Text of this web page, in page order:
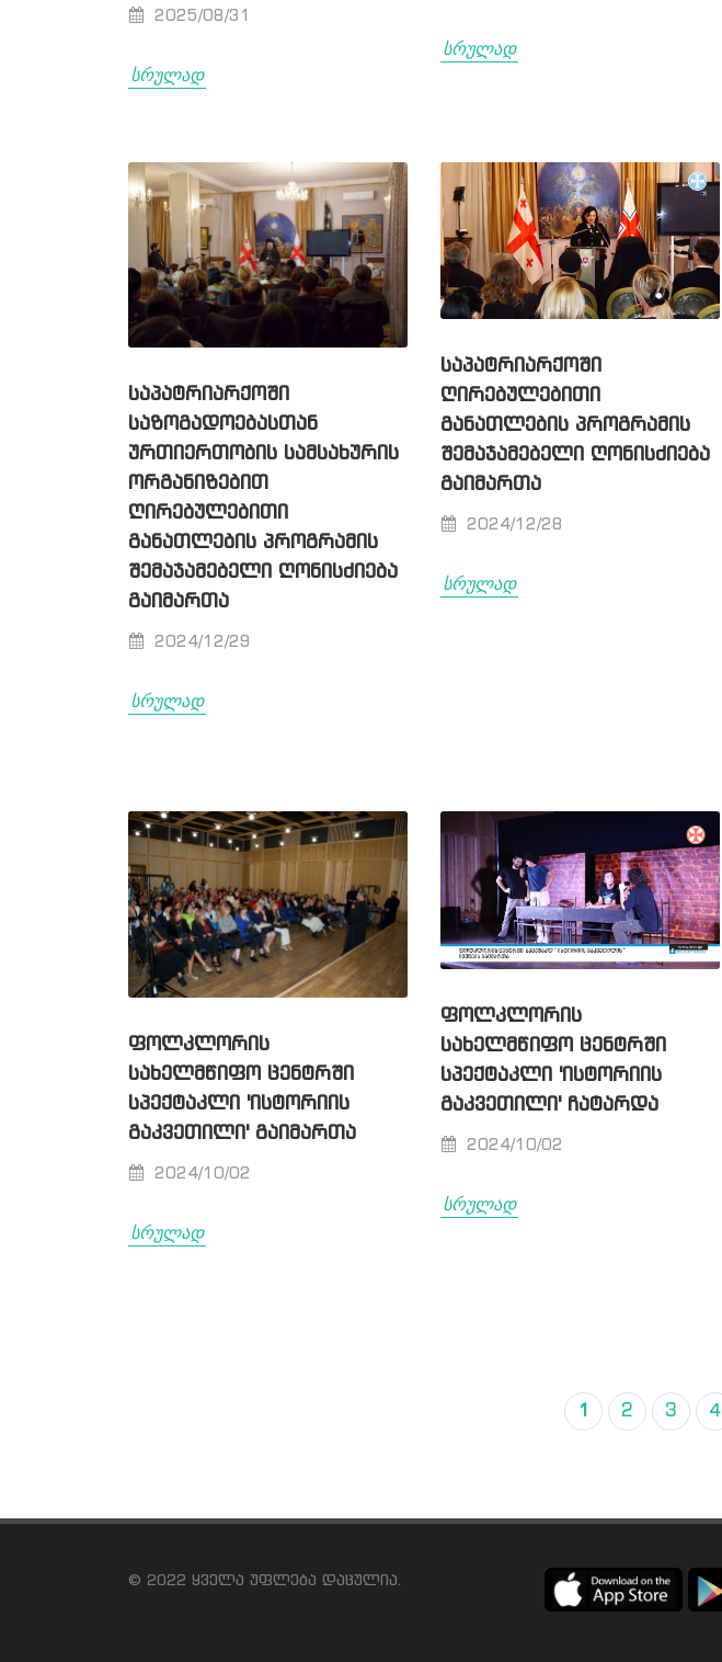
2025/08/31
სრულად
სრულად
ᲡᲐᲞᲐᲢᲠᲘᲐᲠᲥᲝᲨᲘ
ᲡᲐᲖᲝᲒᲐᲓᲝᲔᲑᲐᲡᲗᲐᲜ
ᲣᲠᲗᲘᲔᲠᲗᲝᲑᲘᲡ ᲡᲐᲛᲡᲐᲮᲣᲠᲘᲡ
ᲝᲠᲒᲐᲜᲘᲖᲔᲑᲘᲗ
ᲦᲘᲠᲔᲑᲣᲚᲔᲑᲘᲗᲘ
ᲒᲐᲜᲐᲗᲚᲔᲑᲘᲡ ᲞᲠᲝᲒᲠᲐᲛᲘᲡ
ᲨᲔᲛᲐᲯᲐᲛᲔᲑᲔᲚᲘ ᲦᲝᲜᲘᲡᲫᲘᲔᲑᲐ
ᲒᲐᲘᲛᲐᲠᲗᲐ
2024/12/29
სრულად
ᲡᲐᲞᲐᲢᲠᲘᲐᲠᲥᲝᲨᲘ
ᲦᲘᲠᲔᲑᲣᲚᲔᲑᲘᲗᲘ
ᲒᲐᲜᲐᲗᲚᲔᲑᲘᲡ ᲞᲠᲝᲒᲠᲐᲛᲘᲡ
ᲨᲔᲛᲐᲯᲐᲛᲔᲑᲔᲚᲘ ᲦᲝᲜᲘᲡᲫᲘᲔᲑᲐ
ᲒᲐᲘᲛᲐᲠᲗᲐ
2024/12/28
სრულად
ᲤᲝᲚᲙᲚᲝᲠᲘᲡ
ᲡᲐᲮᲔᲚᲛᲬᲘᲤᲝ ᲪᲔᲜᲢᲠᲨᲘ
ᲡᲞᲔᲥᲢᲐᲙᲚᲘ 'ᲘᲡᲢᲝᲠᲘᲘᲡ
ᲒᲐᲙᲕᲔᲗᲘᲚᲘ' ᲒᲐᲘᲛᲐᲠᲗᲐ
2024/10/02
სრულად
ᲤᲝᲚᲙᲚᲝᲠᲘᲡ
ᲡᲐᲮᲔᲚᲛᲬᲘᲤᲝ ᲪᲔᲜᲢᲠᲨᲘ
ᲡᲞᲔᲥᲢᲐᲙᲚᲘ 'ᲘᲡᲢᲝᲠᲘᲘᲡ
ᲒᲐᲙᲕᲔᲗᲘᲚᲘ' ᲩᲐᲢᲐᲠᲓᲐ
2024/10/02
სრულად
1 2 3 4
© 2022 ყველა უფლება დაცულია.